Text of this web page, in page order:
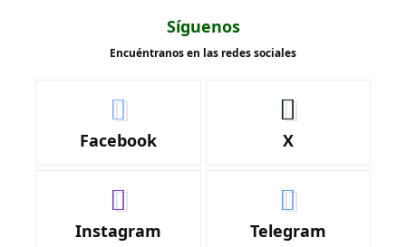
Síguenos
Encuéntranos en las redes sociales
Facebook X
Instagram Telegram